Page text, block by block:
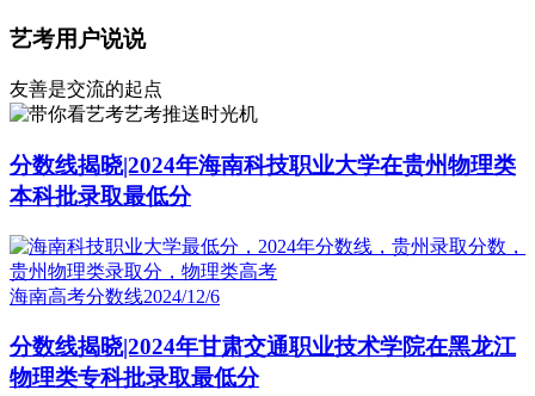
艺考用户说说
友善是交流的起点
艺考推送时光机
分数线揭晓|2024年海南科技职业大学在贵州物理类
本科批录取最低分
海南高考分数线2024/12/6
分数线揭晓|2024年甘肃交通职业技术学院在黑龙江
物理类专科批录取最低分